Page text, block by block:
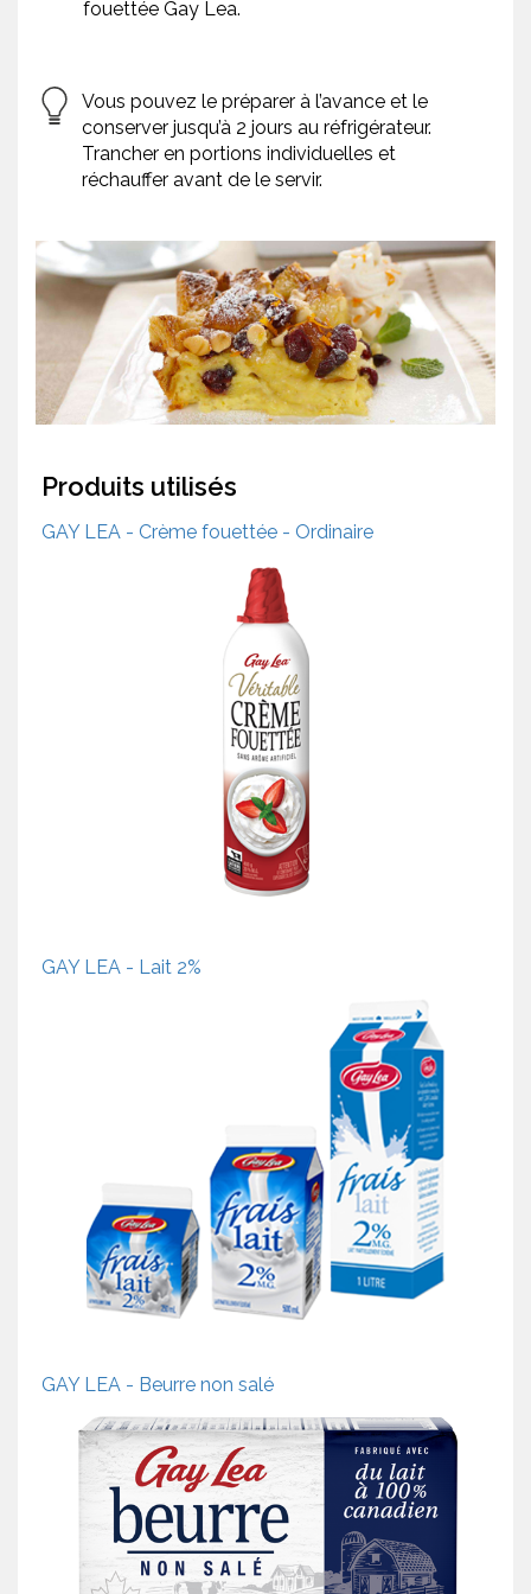
fouettée Gay Lea.
Vous pouvez le préparer à l’avance et le
conserver jusqu’à 2 jours au réfrigérateur.
Trancher en portions individuelles et
réchauffer avant de le servir.
Produits utilisés
GAY LEA - Crème fouettée - Ordinaire
GAY LEA - Lait 2%
GAY LEA - Beurre non salé